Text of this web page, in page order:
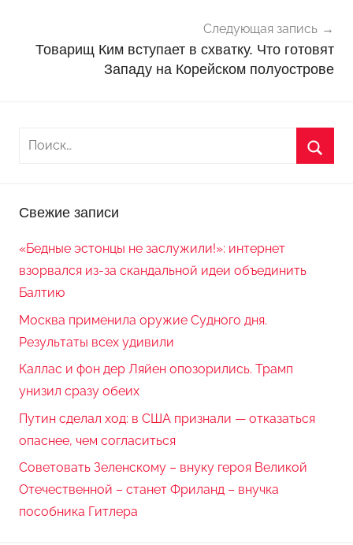
Следующая запись
Товарищ Ким вступает в схватку. Что готовят
Западу на Корейском полуострове
Свежие записи
«Бедные эстонцы не заслужили!»: интернет
взорвался из-за скандальной идеи объединить
Балтию
Москва применила оружие Судного дня.
Результаты всех удивили
Каллас и фон дер Ляйен опозорились. Трамп
унизил сразу обеих
Путин сделал ход: в США признали — отказаться
опаснее, чем согласиться
Советовать Зеленскому – внуку героя Великой
Отечественной – станет Фриланд – внучка
пособника Гитлера